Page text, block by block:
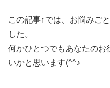
この記事↑では、お悩みご
した。
何かひとつでもあなたのお
いかと思います(^^♪